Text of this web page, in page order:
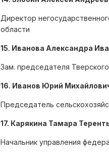
Директор
области
15. Иванова Александра
Зам. председателя
16. Иванов Юрий
Председатель
17. Карякина Тамара
Начальник управления